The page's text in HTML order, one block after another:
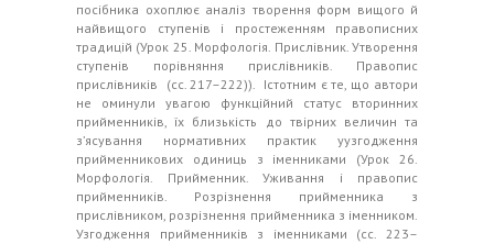
посібника охоплює аналіз творення форм вищого й
найвищого ступенів і простеженням правописних
традицій (Урок 25. Морфологія. Прислівник. Утворення
ступенів порівняння прислівників. Правопис
прислівників (сс. 217–222)). Істотним є те, що автори
не оминули увагою функційний статус вторинних
прийменників, їх близькість до твірних величин та
з’ясування нормативних практик уузгодження
прийменникових одиниць з іменниками (Урок 26.
Морфологія. Прийменник. Уживання і правопис
прийменників. Розрізнення прийменника з
прислівником, розрізнення прийменника з іменником.
Узгодження прийменників з іменниками (сс. 223–